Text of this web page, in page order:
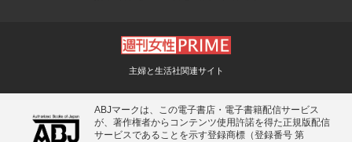
主婦と生活社関連サイト
ABJマークは、この電子書店・電子書籍配信サービス
が、著作権者からコンテンツ使用許諾を得た正規版配信
サービスであることを示す登録商標（登録番号 第